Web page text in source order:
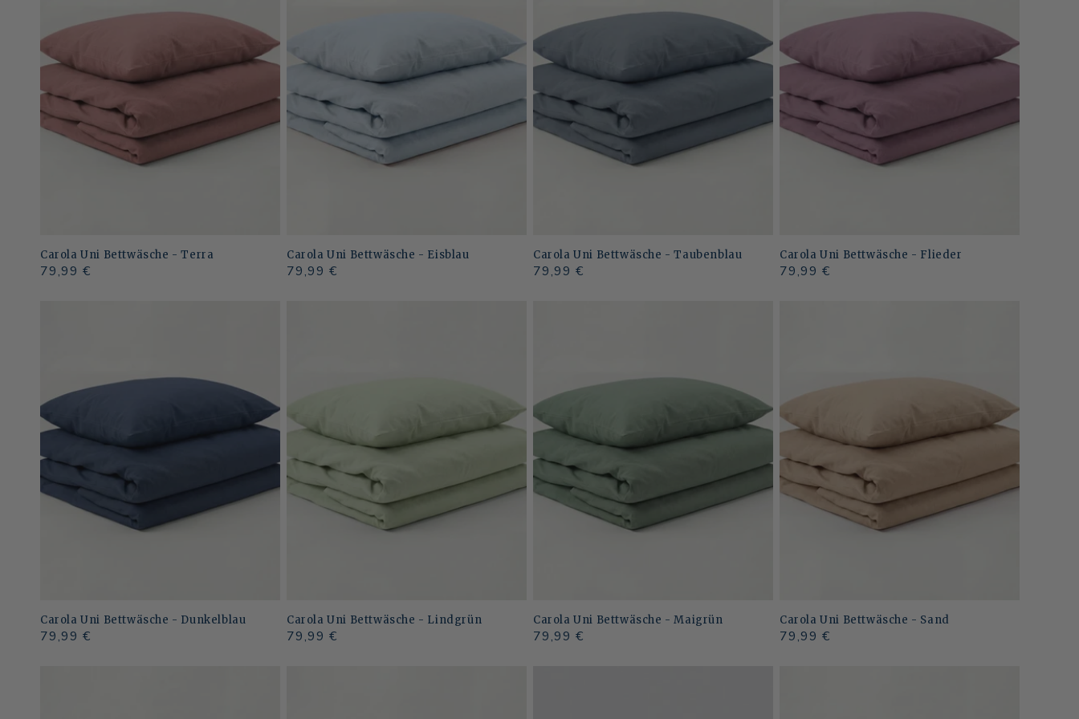
Carola Uni Bettwäsche - Terra
Normaler
79,99 €
Carola Uni Bettwäsche - Eisblau
Normaler
79,99 €
Carola Uni Bettwäsche - Taubenblau
Normaler
79,99 €
Carola Uni Bettwäsche - Flieder
Normaler
79,99 €
Carola Uni Bettwäsche - Dunkelblau
Normaler
79,99 €
Carola Uni Bettwäsche - Lindgrün
Normaler
79,99 €
Carola Uni Bettwäsche - Maigrün
Normaler
79,99 €
Carola Uni Bettwäsche - Sand
Normaler
79,99 €